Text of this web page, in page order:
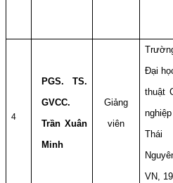
4
PGS. TS.
GVCC.
Trần Xuân
Minh
Giảng
viên
Đại
thuật
nghiệp
Thái
VN,